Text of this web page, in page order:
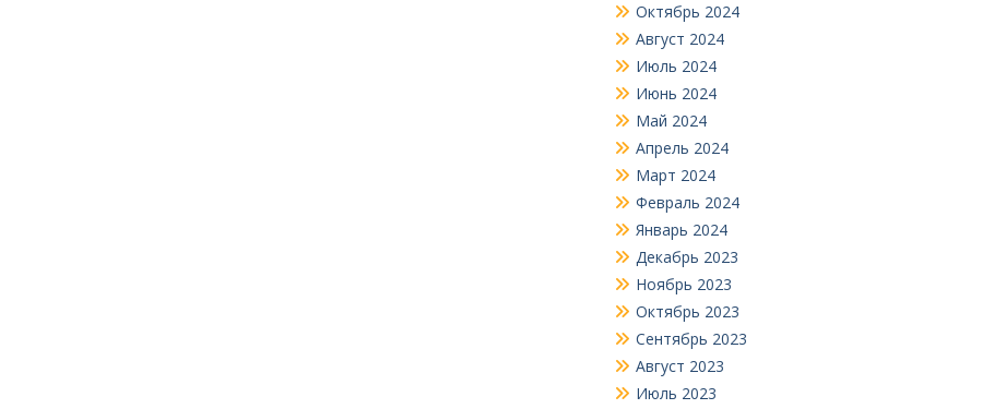
Октябрь 2024
Август 2024
Июль 2024
Июнь 2024
Май 2024
Апрель 2024
Март 2024
Февраль 2024
Январь 2024
Декабрь 2023
Ноябрь 2023
Октябрь 2023
Сентябрь 2023
Август 2023
Июль 2023